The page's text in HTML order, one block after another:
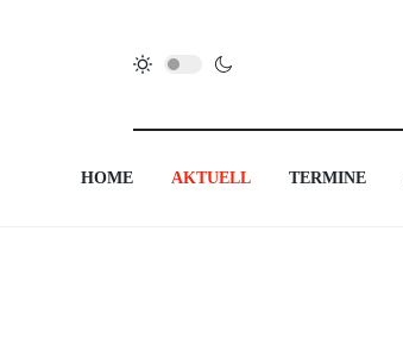
HOME AKTUELL TERMINE